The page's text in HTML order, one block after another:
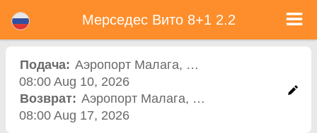
Малага. Полная страховка (без депозит), неограниченный пробег, бесплатные детские сиденья, бесплатные
дополнительных водителей, низкая цена аренды автомобиля гарантируется.
Мерседес Вито 8+1 2.2
Подача: Аэропорт Малага, Аэропорт
08:00 Aug 10, 2026
Возврат: Аэропорт Малага, Аэропорт
08:00 Aug 17, 2026